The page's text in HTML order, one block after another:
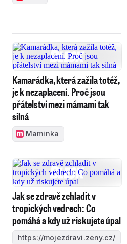
Kamarádka, která zažila totéž,
je k nezaplacení. Proč jsou
přátelství mezi mámami tak
silná
Maminka
Jak se zdravě zchladit v
tropických vedrech: Co
pomáhá a kdy už riskujete úpal
https://mojezdravi.zeny.cz/